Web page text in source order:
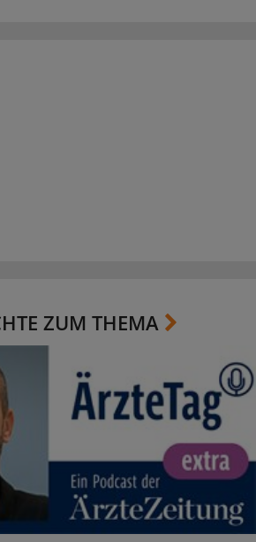
ZUM THEMA